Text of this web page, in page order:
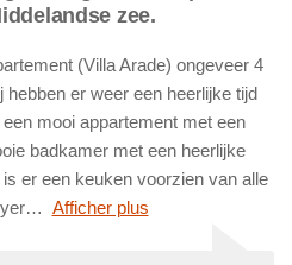
zee.
(Villa Arade) ongeveer 4
er weer een heerlijke tijd
mooi appartement met een
badkamer met een heerlijke
er een keuken voorzien van alle
Afficher plus